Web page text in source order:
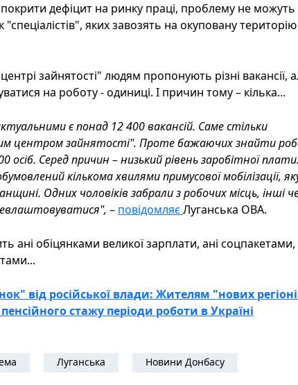
покрити дефіцит на ринку праці, проблему не можуть
яких завозять на окуповану територію
зайнятості" людям пропонують різні вакансії,
на роботу - одиниці. І причин тому – кілька...
є понад 12 400 вакансій. Саме стільки
центром зайнятості". Проте бажаючих знайти
осіб. Серед причин – низький рівень заробітної плати.
кількома хвилями примусової мобілізації,
Одних чоловіків забрали з робочих місць, інші
", – повідомляєЛуганська ОВА.
ані обіцянками великої зарплати, ані соцпакетами,
від російської влади: Жителям "нових
стажу періоди роботи в Україні
Луганська Новини Донбасу